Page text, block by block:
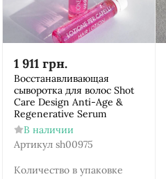
1 911 грн.
Восстанавливающая
сыворотка для волос Shot
Care Design Anti-Age &
Regenerative Serum
В наличии
Артикул sh00975
Количество в упаковке